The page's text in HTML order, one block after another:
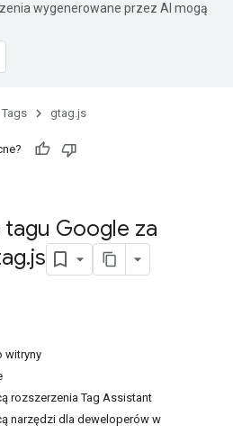
wygenerowane przez AI mogą
Tags gtag.js
Google za
.js
witryny
rozszerzenia Tag Assistant
narzędzi dla deweloperów w